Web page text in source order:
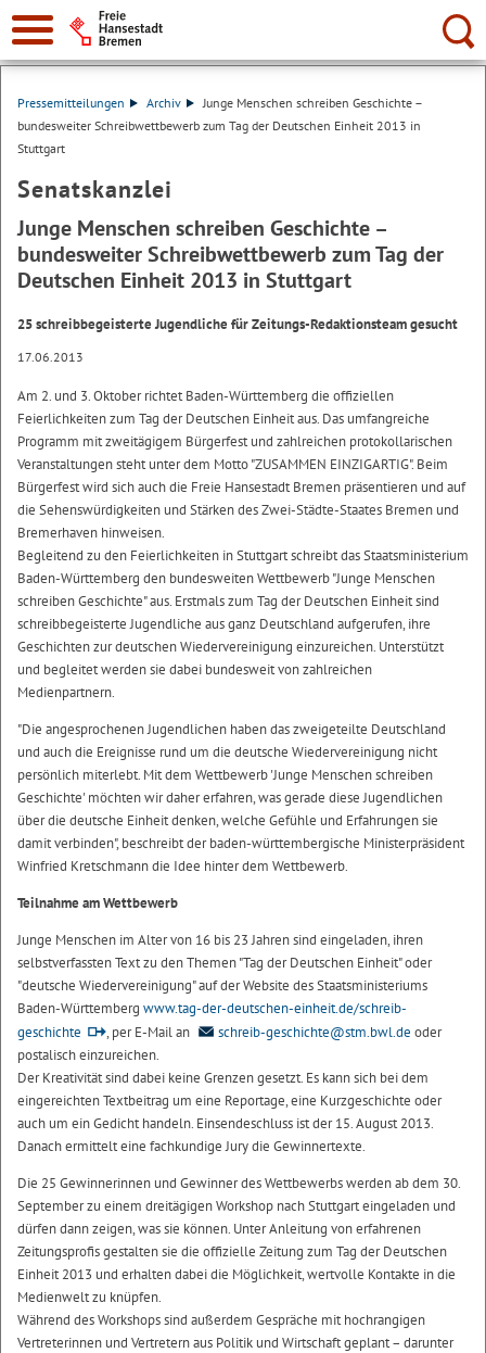
Suche:
Pressemitteilungen Archiv
Junge Menschen schreiben Geschichte –
bundesweiter Schreibwettbewerb zum Tag der Deutschen Einheit 2013 in
Stuttgart
Senatskanzlei
Junge Menschen schreiben Geschichte –
bundesweiter Schreibwettbewerb zum Tag der
Deutschen Einheit 2013 in Stuttgart
25 schreibbegeisterte Jugendliche für Zeitungs-Redaktionsteam gesucht
17.06.2013
Am 2. und 3. Oktober richtet Baden-Württemberg die offiziellen
Feierlichkeiten zum Tag der Deutschen Einheit aus. Das umfangreiche
Programm mit zweitägigem Bürgerfest und zahlreichen protokollarischen
Veranstaltungen steht unter dem Motto "ZUSAMMEN EINZIGARTIG". Beim
Bürgerfest wird sich auch die Freie Hansestadt Bremen präsentieren und auf
die Sehenswürdigkeiten und Stärken des Zwei-Städte-Staates Bremen und
Bremerhaven hinweisen.
Begleitend zu den Feierlichkeiten in Stuttgart schreibt das Staatsministerium
Baden-Württemberg den bundesweiten Wettbewerb "Junge Menschen
schreiben Geschichte" aus. Erstmals zum Tag der Deutschen Einheit sind
schreibbegeisterte Jugendliche aus ganz Deutschland aufgerufen, ihre
Geschichten zur deutschen Wiedervereinigung einzureichen. Unterstützt
und begleitet werden sie dabei bundesweit von zahlreichen
Medienpartnern.
"Die angesprochenen Jugendlichen haben das zweigeteilte Deutschland
und auch die Ereignisse rund um die deutsche Wiedervereinigung nicht
persönlich miterlebt. Mit dem Wettbewerb 'Junge Menschen schreiben
Geschichte' möchten wir daher erfahren, was gerade diese Jugendlichen
über die deutsche Einheit denken, welche Gefühle und Erfahrungen sie
damit verbinden", beschreibt der baden-württembergische Ministerpräsident
Winfried Kretschmann die Idee hinter dem Wettbewerb.
Teilnahme am Wettbewerb
Junge Menschen im Alter von 16 bis 23 Jahren sind eingeladen, ihren
selbstverfassten Text zu den Themen "Tag der Deutschen Einheit" oder
"deutsche Wiedervereinigung" auf der Website des Staatsministeriums
Baden-Württemberg www.tag-der-deutschen-einheit.de/schreib-
geschichte
, per E-Mail an schreib-geschichte@stm.bwl.de oder
postalisch einzureichen.
Der Kreativität sind dabei keine Grenzen gesetzt. Es kann sich bei dem
eingereichten Textbeitrag um eine Reportage, eine Kurzgeschichte oder
auch um ein Gedicht handeln. Einsendeschluss ist der 15. August 2013.
Danach ermittelt eine fachkundige Jury die Gewinnertexte.
Die 25 Gewinnerinnen und Gewinner des Wettbewerbs werden ab dem 30.
September zu einem dreitägigen Workshop nach Stuttgart eingeladen und
dürfen dann zeigen, was sie können. Unter Anleitung von erfahrenen
Zeitungsprofis gestalten sie die offizielle Zeitung zum Tag der Deutschen
Einheit 2013 und erhalten dabei die Möglichkeit, wertvolle Kontakte in die
Medienwelt zu knüpfen.
Während des Workshops sind außerdem Gespräche mit hochrangigen
Vertreterinnen und Vertretern aus Politik und Wirtschaft geplant – darunter